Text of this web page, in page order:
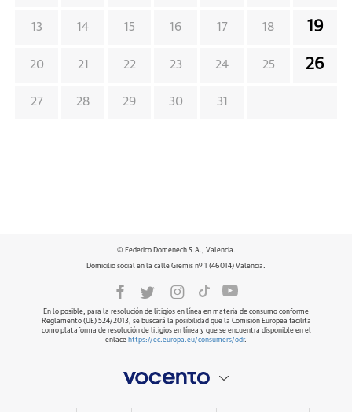
13 14 15 16 17 18 19
20 21 22 23 24 25 26
27 28 29 30 31
© Federico Domenech S.A., Valencia.
Domicilio social en la calle Gremis nº 1 (46014) Valencia.
En lo posible, para la resolución de litigios en línea en materia de consumo conforme
Reglamento (UE) 524/2013, se buscará la posibilidad que la Comisión Europea facilita
como plataforma de resolución de litigios en línea y que se encuentra disponible en el
enlace https://ec.europa.eu/consumers/odr.